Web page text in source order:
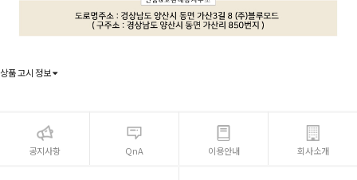
상품 고시 정보
공지사항 QnA 이용안내 회사소개